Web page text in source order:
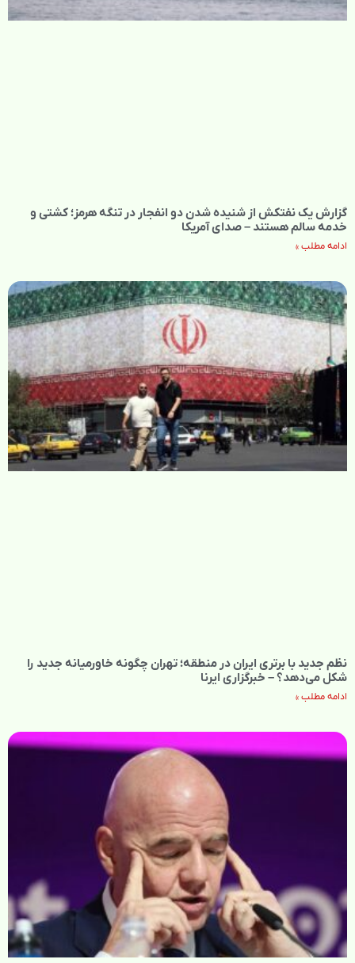
گزارش یک نفتکش از شنیده شدن دو انفجار در تنگه هرمز؛ کشتی و
خدمه سالم هستند – صدای آمریکا
ادامه مطلب »
نظم جدید با برتری ایران در منطقه؛ تهران چگونه خاورمیانه جدید را
شکل می‌دهد؟ – خبرگزاری ایرنا
ادامه مطلب »